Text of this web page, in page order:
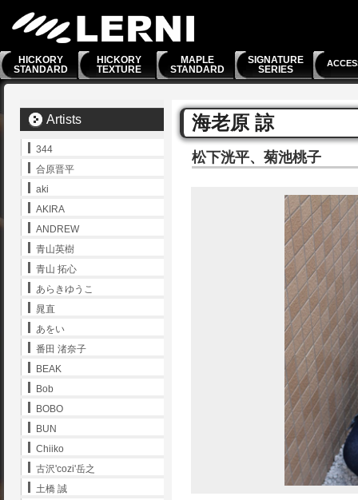
HICKORY
STANDARD
HICKORY
TEXTURE
MAPLE
STANDARD
SIGNATURE
SERIES
海老原 諒
松下洸平、菊池桃子
Artists
344
合原晋平
aki
AKIRA
ANDREW
青山英樹
青山 拓心
あらきゆうこ
晁直
あをい
番田 渚奈子
BEAK
Bob
BOBO
BUN
Chiiko
古沢'cozi'岳之
土橋 誠